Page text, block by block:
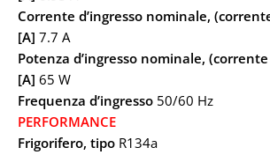
Corrente d’ingresso nominale,
[A] 7.7 A
Potenza d’ingresso nominale,
[A] 65 W
Frequenza d’ingresso 50/60 Hz
PERFORMANCE
Frigorifero, tipo R134a